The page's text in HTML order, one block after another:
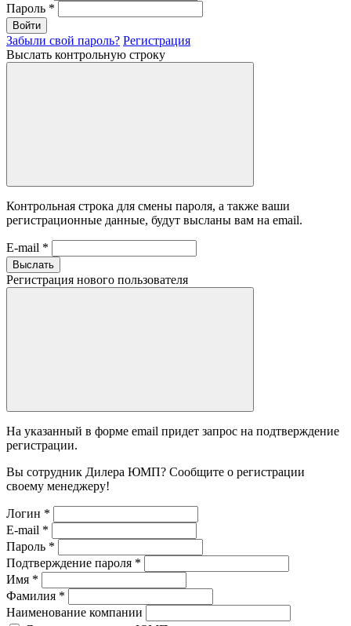
Пароль *
Войти
Забыли свой пароль? Регистрация
Выслать контрольную строку
Контрольная строка для смены пароля, а также ваши
регистрационные данные, будут высланы вам на email.
E-mail *
Выслать
Регистрация нового пользователя
На указанный в форме email придет запрос на подтверждение
регистрации.
Вы сотрудник Дилера ЮМП? Сообщите о регистрации
своему менеджеру!
Логин *
E-mail *
Пароль *
Подтверждение пароля *
Имя *
Фамилия *
Наименование компании